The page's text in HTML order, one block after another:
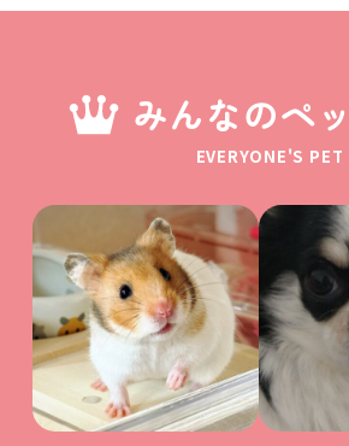
みんなのペ
EVERYONE'S PET